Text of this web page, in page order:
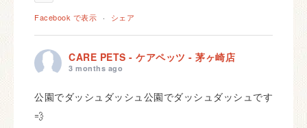
Facebook で表示 · シェア
CARE PETS - ケアペッツ - 茅ヶ崎店
3 months ago
公園でダッシュダッシュ公園でダッシュダッシュです
💨